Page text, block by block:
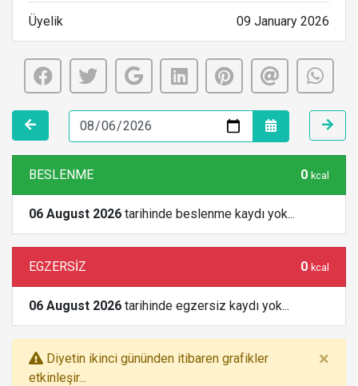
Üyelik 09 January 2026
BESLENME 0 kcal
06 August 2026 tarihinde beslenme kaydı yok...
EGZERSİZ 0 kcal
06 August 2026 tarihinde egzersiz kaydı yok...
Diyetin ikinci gününden itibaren grafikler
etkinleşir...
×